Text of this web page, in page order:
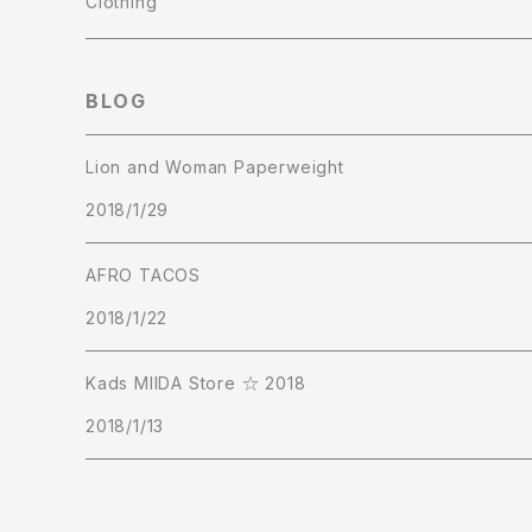
Cap
BLOG
Lion and Woman Paperweight
2018/1/29
AFRO TACOS
2018/1/22
Kads MIIDA Store ☆ 2018
2018/1/13